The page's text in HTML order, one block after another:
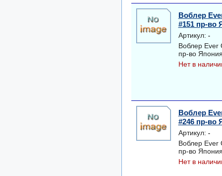
Воблер
#151 пр-во
Артикул: -
Воблер Ever
пр-во
Нет в
Воблер
#246 пр-во
Артикул: -
Воблер Ever
пр-во
Нет в